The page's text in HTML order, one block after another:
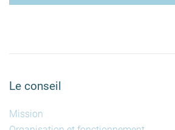
Le conseil
Mission